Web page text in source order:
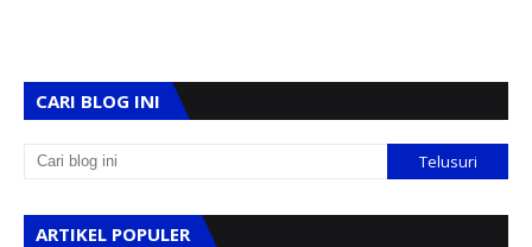
CARI BLOG INI
ARTIKEL POPULER